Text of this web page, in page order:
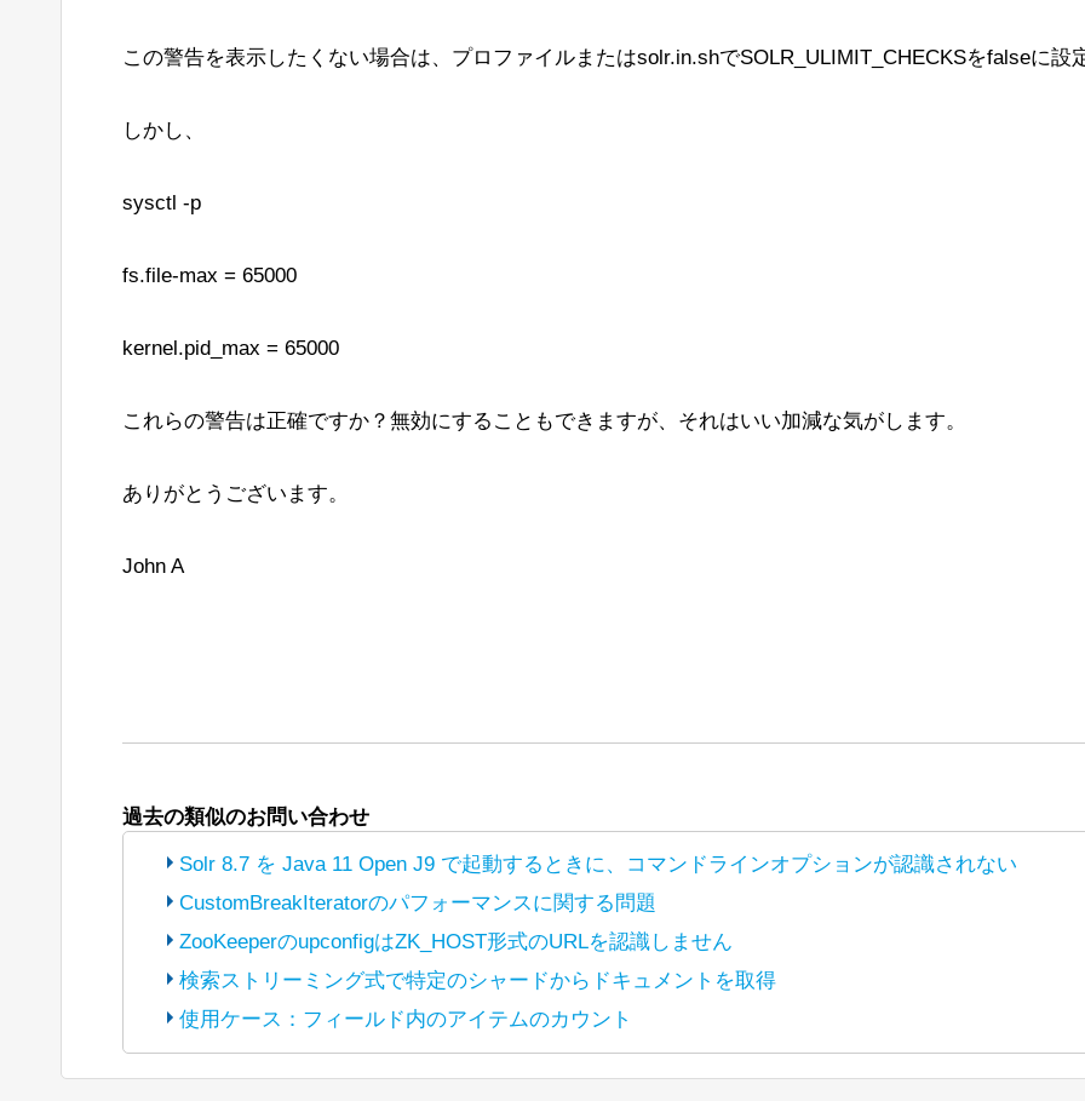
この警告を表示したくない場合は、プロファイルまたはsolr.in.shでSOLR_ULIMIT_CHECKSをfalseに設
しかし、
sysctl -p
fs.file-max = 65000
kernel.pid_max = 65000
これらの警告は正確ですか？無効にすることもできますが、それはいい加減な気がします。
ありがとうございます。
John A
過去の類似のお問い合わせ
Solr 8.7 を Java 11 Open J9 で起動するときに、コマンドラインオプションが認識されない
(The bot translated the original posthttps://lists.apache.org/thread/
into Japanese and reposted it under Apache License 2.0. The copyright of posted content is held
こんにちは、
現在、Java 8 から Java 11 への移行を進めています。
CustomBreakIteratorのパフォーマンスに関する問題
(The bot translated the original post
https://lists.apache.org/thread/
into Japanese and reposted it under Apache License 2.0. The copyright of posted content is held
ZooKeeperのupconfigはZK_HOST形式のURLを認識しません
(The bot translated the original post https://lists.apache.org/thread/
into Japanese and reposted it under Apache License 2.0. The copyright of posted content is held
こんにちは、
検索ストリーミング式で特定のシャードからドキュメントを取得
(The bot translated the original posthttps://lists.apache.org/thread/
into Japanese and reposted it under Apache License 2.0. The copyright of posted content is held
使用ケース：フィールド内のアイテムのカウント
もしJaccard類似度に近いものを探しているのであれば、以下のリンクを使うことができます：